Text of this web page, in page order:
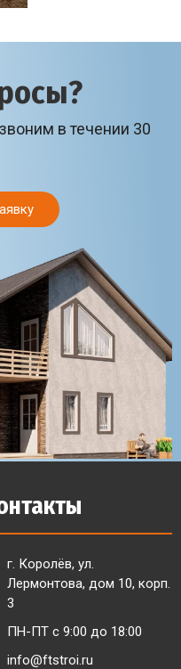
в течении 30
г. Королёв, ул.
Лермонтова, дом 10, корп.
3
ПН-ПТ с 9:00 до 18:00
info@ftstroi.ru